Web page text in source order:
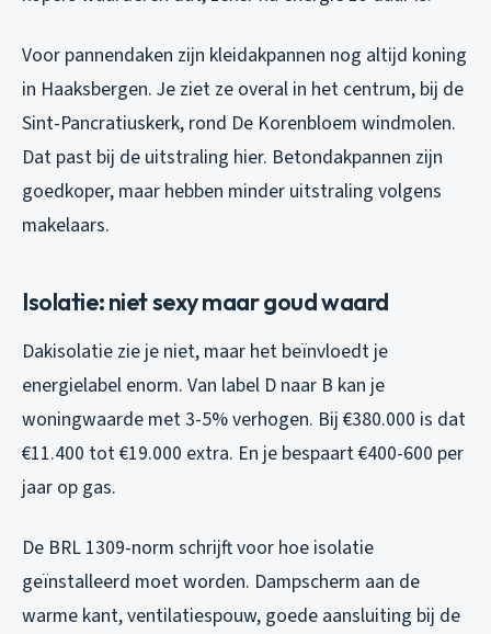
Voor pannendaken zijn kleidakpannen nog altijd koning
in Haaksbergen. Je ziet ze overal in het centrum, bij de
Sint-Pancratiuskerk, rond De Korenbloem windmolen.
Dat past bij de uitstraling hier. Betondakpannen zijn
goedkoper, maar hebben minder uitstraling volgens
makelaars.
Isolatie: niet sexy maar goud waard
Dakisolatie zie je niet, maar het beïnvloedt je
energielabel enorm. Van label D naar B kan je
woningwaarde met 3-5% verhogen. Bij €380.000 is dat
€11.400 tot €19.000 extra. En je bespaart €400-600 per
jaar op gas.
De BRL 1309-norm schrijft voor hoe isolatie
geïnstalleerd moet worden. Dampscherm aan de
warme kant, ventilatiespouw, goede aansluiting bij de